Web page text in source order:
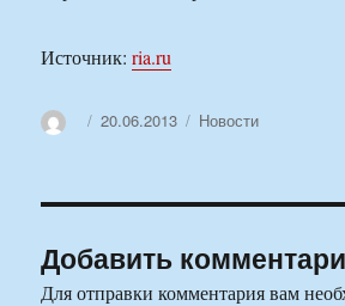
Источник:ria.ru
АвторОпубликовано
20.06.2013 Рубрики
Новости
Добавить
Для отправки комментария вам